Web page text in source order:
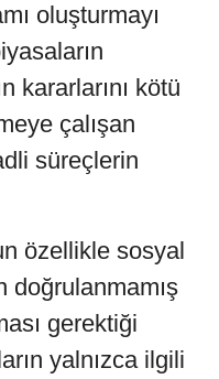
oluşturmayı
kararlarını kötü
çalışan
süreçlerin
özellikle sosyal
doğrulanmamış
gerektiği
yalnızca ilgili